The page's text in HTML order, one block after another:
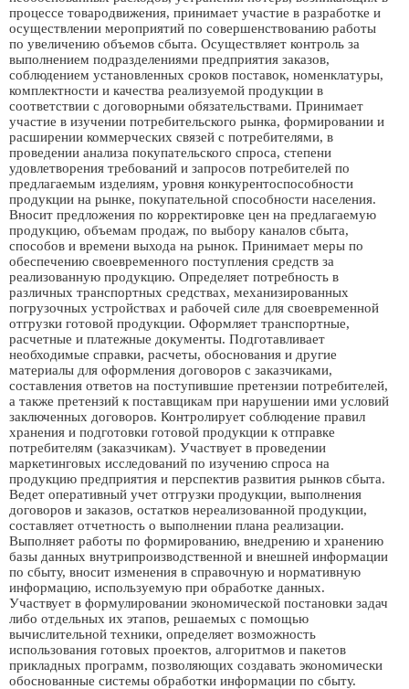
процессе товародвижения, принимает участие в разработке и
осуществлении мероприятий по совершенствованию работы
по увеличению объемов сбыта. Осуществляет контроль за
выполнением подразделениями предприятия заказов,
соблюдением установленных сроков поставок, номенклатуры,
комплектности и качества реализуемой продукции в
соответствии с договорными обязательствами. Принимает
участие в изучении потребительского рынка, формировании и
расширении коммерческих связей с потребителями, в
проведении анализа покупательского спроса, степени
удовлетворения требований и запросов потребителей по
предлагаемым изделиям, уровня конкурентоспособности
продукции на рынке, покупательной способности населения.
Вносит предложения по корректировке цен на предлагаемую
продукцию, объемам продаж, по выбору каналов сбыта,
способов и времени выхода на рынок. Принимает меры по
обеспечению своевременного поступления средств за
реализованную продукцию. Определяет потребность в
различных транспортных средствах, механизированных
погрузочных устройствах и рабочей силе для своевременной
отгрузки готовой продукции. Оформляет транспортные,
расчетные и платежные документы. Подготавливает
необходимые справки, расчеты, обоснования и другие
материалы для оформления договоров с заказчиками,
составления ответов на поступившие претензии потребителей,
а также претензий к поставщикам при нарушении ими условий
заключенных договоров. Контролирует соблюдение правил
хранения и подготовки готовой продукции к отправке
потребителям (заказчикам). Участвует в проведении
маркетинговых исследований по изучению спроса на
продукцию предприятия и перспектив развития рынков сбыта.
Ведет оперативный учет отгрузки продукции, выполнения
договоров и заказов, остатков нереализованной продукции,
составляет отчетность о выполнении плана реализации.
Выполняет работы по формированию, внедрению и хранению
базы данных внутрипроизводственной и внешней информации
по сбыту, вносит изменения в справочную и нормативную
информацию, используемую при обработке данных.
Участвует в формулировании экономической постановки задач
либо отдельных их этапов, решаемых с помощью
вычислительной техники, определяет возможность
использования готовых проектов, алгоритмов и пакетов
прикладных программ, позволяющих создавать экономически
обоснованные системы обработки информации по сбыту.